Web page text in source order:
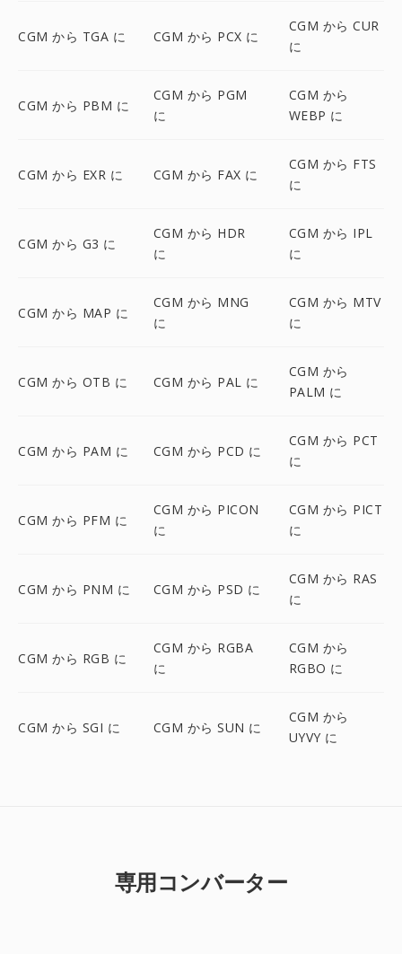
CGM から TGA に CGM から PCX に
CGM から CUR
に
CGM から PBM に
CGM から PGM
に
CGM から
WEBP に
CGM から EXR に CGM から FAX に
CGM から FTS
に
CGM から G3 に
CGM から HDR
に
CGM から IPL
に
CGM から MAP に
CGM から MNG
に
CGM から MTV
に
CGM から OTB に CGM から PAL に
CGM から
PALM に
CGM から PAM に CGM から PCD に
CGM から PCT
に
CGM から PFM に
CGM から PICON
に
CGM から PICT
に
CGM から PNM に CGM から PSD に
CGM から RAS
に
CGM から RGB に
CGM から RGBA
に
CGM から
RGBO に
CGM から SGI に CGM から SUN に
CGM から
UYVY に
専用コンバーター